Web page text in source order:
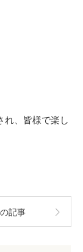
れ、皆様で楽し
記事